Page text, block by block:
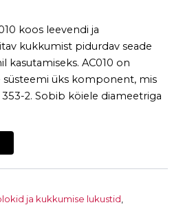
koos leevendi ja
kukkumist pidurdav seade
kasutamiseks. AC010 on
süsteemi üks komponent, mis
2. Sobib köiele diameetriga
ja kukkumise lukustid